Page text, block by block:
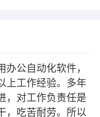
公自动化软件，
上工作经验。多年
，对工作负责任是
，吃苦耐劳。所以